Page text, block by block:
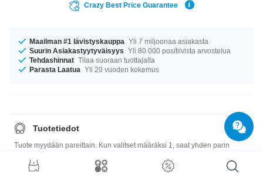
Crazy Best Price Guarantee
Maailman #1 lävistyskauppa Yli 7 miljoonaa asiakasta
Suurin Asiakastyytyväisyys Yli 80 000 positiivista arvostelua
Tehdashinnat Tilaa suoraan tuottajalta
Parasta Laatua Yli 20 vuoden kokemus
Tuotetiedot
Tuote myydään pareittain. Kun valitset määräksi 1, saat yhden parin